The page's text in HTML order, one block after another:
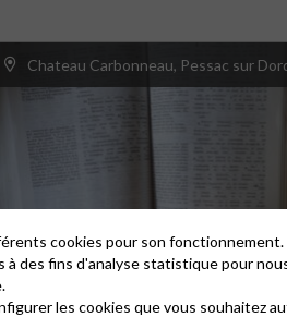
Chateau Carbonneau, Pessac sur
cookies pour son
à des fins d'analyse statistique pour
les cookies que vous souhaitez